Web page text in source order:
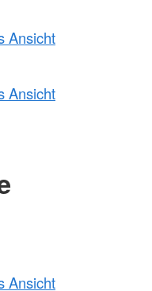
Ansicht
Ansicht
Ansicht